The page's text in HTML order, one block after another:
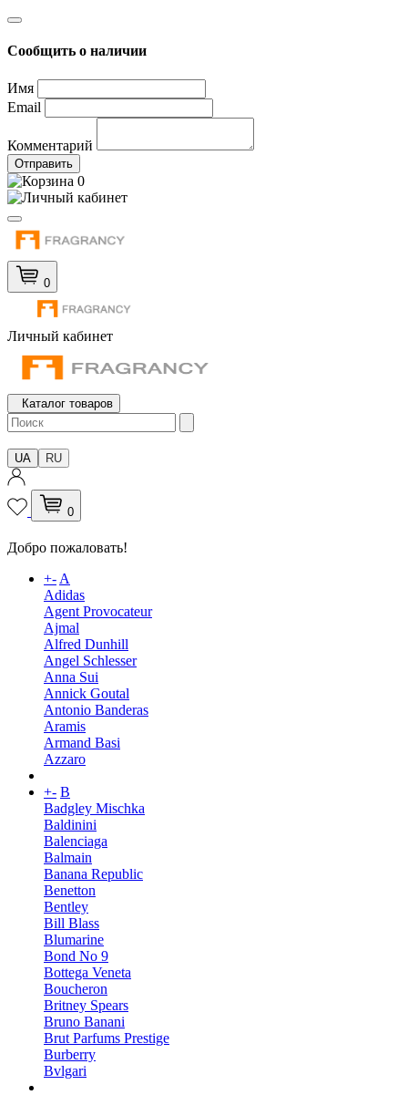
Сообщить о наличии
Имя
Email
Комментарий
Отправить
0
0
Личный кабинет
Каталог товаров
UA RU
0
Добро пожаловать!
+-A
Adidas
Agent Provocateur
Ajmal
Alfred Dunhill
Angel Schlesser
Anna Sui
Annick Goutal
Antonio Banderas
Aramis
Armand Basi
Azzaro
+- B
Badgley Mischka
Baldinini
Balenciaga
Balmain
Banana Republic
Benetton
Bentley
Bill Blass
Blumarine
Bond No 9
Bottega Veneta
Boucheron
Britney Spears
Bruno Banani
Brut Parfums Prestige
Burberry
Bvlgari